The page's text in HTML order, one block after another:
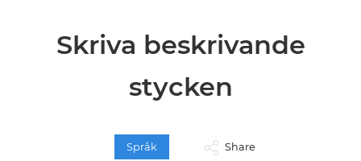
Skriva beskrivande
stycken
Språk Share